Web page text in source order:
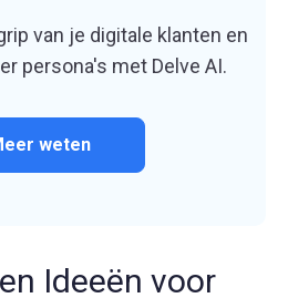
van je digitale klanten en
persona's met Delve AI.
weten
Ideeën voor